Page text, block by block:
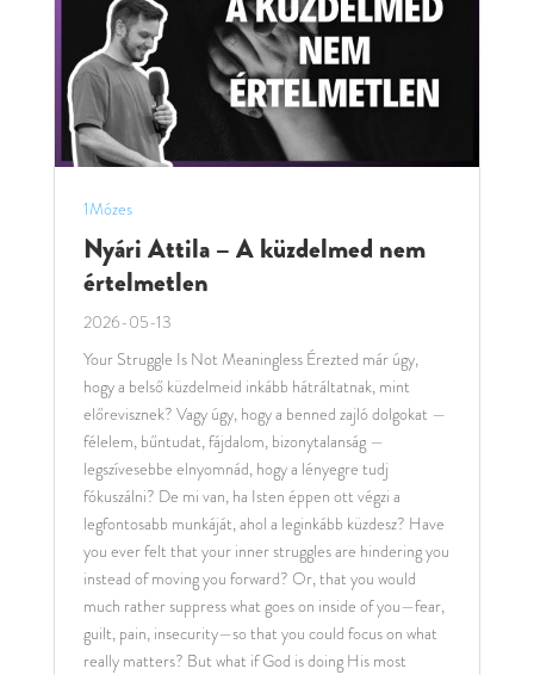
1Mózes
Nyári Attila – A küzdelmed nem
értelmetlen
2026-05-13
Your Struggle Is Not Meaningless Érezted már úgy,
hogy a belső küzdelmeid inkább hátráltatnak, mint
előrevisznek? Vagy úgy, hogy a benned zajló dolgokat —
félelem, bűntudat, fájdalom, bizonytalanság —
legszívesebbe elnyomnád, hogy a lényegre tudj
fókuszálni? De mi van, ha Isten éppen ott végzi a
legfontosabb munkáját, ahol a leginkább küzdesz? Have
you ever felt that your inner struggles are hindering you
instead of moving you forward? Or, that you would
much rather suppress what goes on inside of you—fear,
guilt, pain, insecurity—so that you could focus on what
really matters? But what if God is doing His most